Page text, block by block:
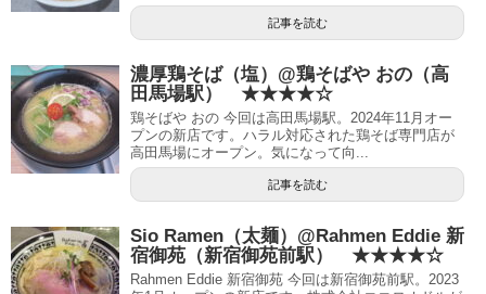
記事を読む
濃厚鶏そば（塩）@鶏そばや おの（高
田馬場駅） ★★★★☆
鶏そばや おの 今回は高田馬場駅。2024年11月オー
プンの新店です。ハラル対応された鶏そば専門店が
高田馬場にオープン。気になって向...
記事を読む
Sio Ramen（太麺）@Rahmen Eddie 新
宿御苑（新宿御苑前駅） ★★★★☆
Rahmen Eddie 新宿御苑 今回は新宿御苑前駅。2023